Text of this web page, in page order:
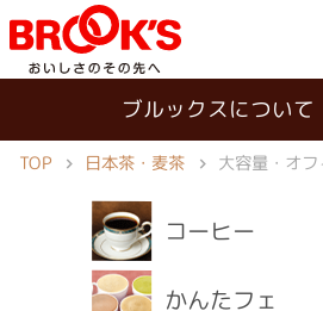
ブルックスについて
TOP 日本茶・麦茶 大容量・オ
コーヒー
かんたフェ